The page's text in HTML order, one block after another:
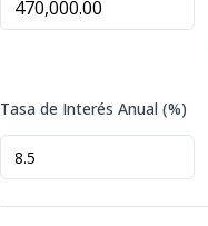
Tasa de Interés Anual (%)